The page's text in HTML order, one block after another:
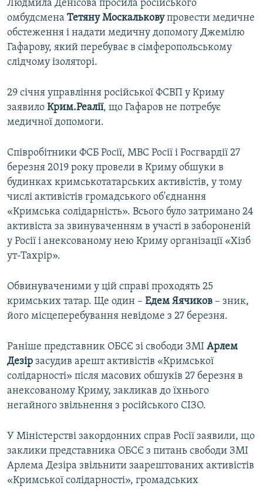
Людмила Денісова просила російського
омбудсмена Тетяну Москальковупровести медичне
обстеження і надати медичну допомогу Джемілю
Гафарову, який перебуває в сімферопольському
слідчому ізоляторі.
29 січня управління російської ФСВП у Криму
заявило Крим.Реалії, що Гафаров не потребує
медичної допомоги.
Співробітники ФСБ Росії, МВС Росії і Росгвардії 27
березня 2019 року провели в Криму обшуки в
будинках кримськотатарських активістів, у тому
числі активістів громадського об'єднання
«Кримська солідарність». Всього було затримано 24
активіста за звинуваченням в участі в забороненій
у Росії і анексованому нею Криму організації «Хізб
ут-Тахрір».
Обвинуваченими у цій справі проходять 25
кримських татар. Ще один – Едем Яячиков – зник,
його місцеперебування невідоме з 27 березня.
Раніше представник ОБСЄ зі свободи ЗМІ Арлем
Дезір засудив арешт активістів «Кримської
солідарності» після масових обшуків 27 березня в
анексованому Криму, закликав до їхнього
негайного звільнення з російського СІЗО.
У Міністерстві закордонних справ Росії заявили, що
заклики представника ОБСЄ з питань свободи ЗМІ
Арлема Дезіра звільнити заарештованих активістів
«Кримської солідарності», громадських